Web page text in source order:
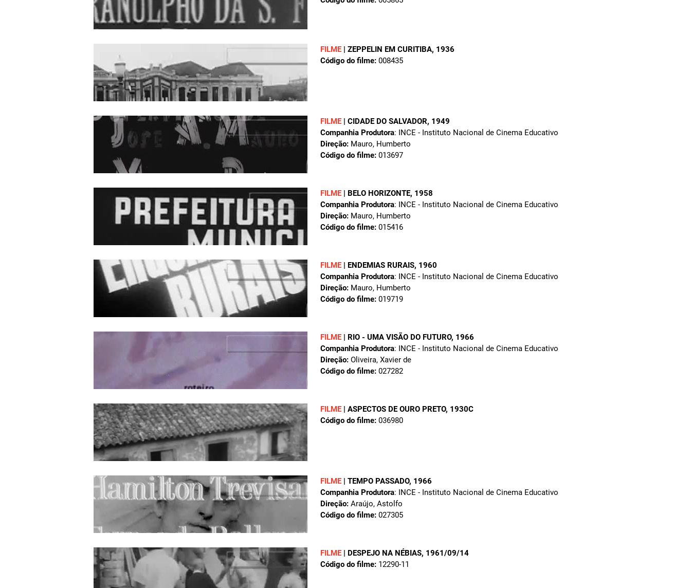
FILME | ZEPPELIN EM CURITIBA, 1936
Código do filme: 008435
FILME | CIDADE DO SALVADOR, 1949
Companhia Produtora: INCE - Instituto Nacional de Cinema Educativo
Direção: Mauro, Humberto
Código do filme: 013697
FILME | BELO HORIZONTE, 1958
Companhia Produtora: INCE - Instituto Nacional de Cinema Educativo
Direção: Mauro, Humberto
Código do filme: 015416
FILME | ENDEMIAS RURAIS, 1960
Companhia Produtora: INCE - Instituto Nacional de Cinema Educativo
Direção: Mauro, Humberto
Código do filme: 019719
FILME | RIO - UMA VISÃO DO FUTURO, 1966
Companhia Produtora: INCE - Instituto Nacional de Cinema Educativo
Direção: Oliveira, Xavier de
Código do filme: 027282
FILME | ASPECTOS DE OURO PRETO, 1930C
Código do filme: 036980
FILME | TEMPO PASSADO, 1966
Companhia Produtora: INCE - Instituto Nacional de Cinema Educativo
Direção: Araújo, Astolfo
Código do filme: 027305
FILME | DESPEJO NA NÉBIAS, 1961/09/14
Código do filme: 12290-11